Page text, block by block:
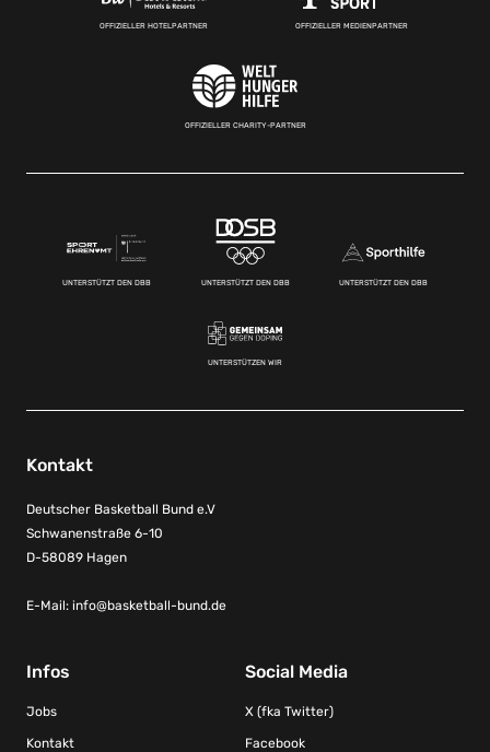
OFFIZIELLER HOTELPARTNER OFFIZIELLER MEDIENPARTNER
OFFIZIELLER CHARITY-PARTNER
UNTERSTÜTZT DEN DBB UNTERSTÜTZT DEN DBB UNTERSTÜTZT DEN DBB
UNTERSTÜTZEN WIR
Kontakt
Deutscher Basketball Bund e.V
Schwanenstraße 6-10
D-58089 Hagen
E-Mail: info@basketball-bund.de
Infos
Jobs
Kontakt
Social Media
X (fka Twitter)
Facebook